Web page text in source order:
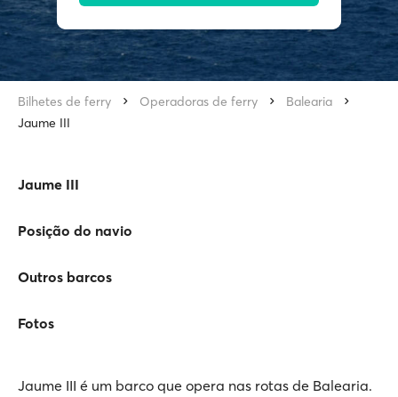
Bilhetes de ferry Operadoras de ferry
Balearia
Jaume III
Jaume III
Posição do navio
Outros barcos
Fotos
Jaume III é um barco que opera nas rotas de Balearia.